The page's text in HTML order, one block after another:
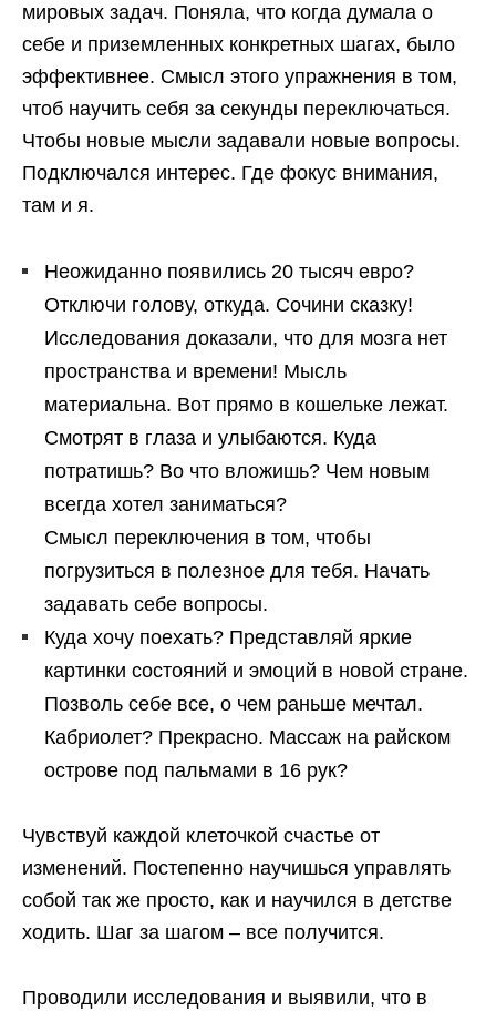
мировых задач. Поняла, что когда думала о
себе и приземленных конкретных шагах, было
эффективнее. Смысл этого упражнения в том,
чтоб научить себя за секунды переключаться.
Чтобы новые мысли задавали новые вопросы.
Подключался интерес. Где фокус внимания,
там и я.
Неожиданно появились 20 тысяч евро?
Отключи голову, откуда. Сочини сказку!
Исследования доказали, что для мозга нет
пространства и времени! Мысль
материальна. Вот прямо в кошельке лежат.
Смотрят в глаза и улыбаются. Куда
потратишь? Во что вложишь? Чем новым
всегда хотел заниматься?
Смысл переключения в том, чтобы
погрузиться в полезное для тебя. Начать
задавать себе вопросы.
Куда хочу поехать? Представляй яркие
картинки состояний и эмоций в новой стране.
Позволь себе все, о чем раньше мечтал.
Кабриолет? Прекрасно. Массаж на райском
острове под пальмами в 16 рук?
Чувствуй каждой клеточкой счастье от
изменений. Постепенно научишься управлять
собой так же просто, как и научился в детстве
ходить. Шаг за шагом – все получится.
Проводили исследования и выявили, что в